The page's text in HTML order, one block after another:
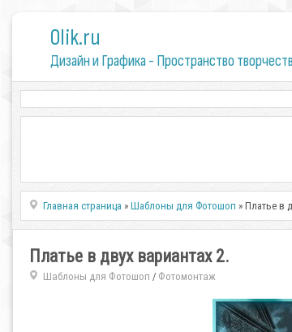
0lik.ru
Дизайн и Графика - Пространство
Главная страница »Шаблоны для Фотошоп » Платье в
Платье в двух вариантах 2.
Шаблоны для Фотошоп / Фотомонтаж